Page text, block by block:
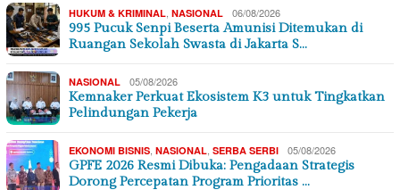
HUKUM & KRIMINAL NASIONAL 06/08/2026
995 Pucuk Senpi Beserta Amunisi Ditemukan di
Ruangan Sekolah Swasta di Jakarta S…
NASIONAL 05/08/2026
Kemnaker Perkuat Ekosistem K3 untuk Tingkatkan
Pelindungan Pekerja
EKONOMI BISNIS NASIONAL SERBA SERBI 05/08/2026
GPFE 2026 Resmi Dibuka: Pengadaan Strategis
Dorong Percepatan Program Prioritas …